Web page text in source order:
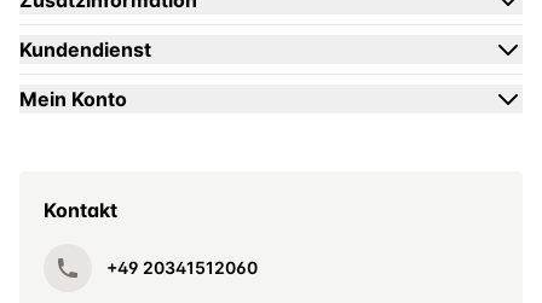
Kundendienst
Mein Konto
Kontakt
+49 20341512060